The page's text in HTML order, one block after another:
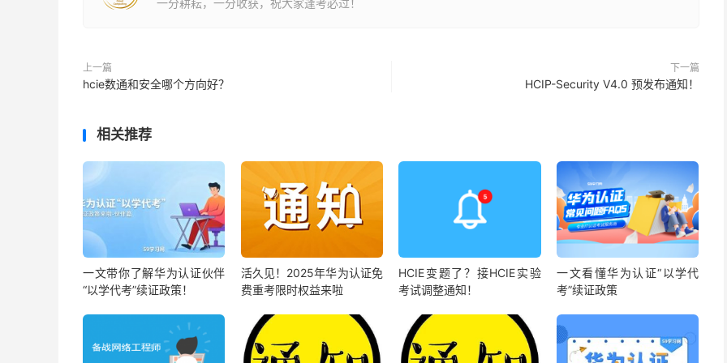
一分耕耘，一分收获，祝大家逢考必过！
上一篇
hcie数通和安全哪个方向好？
下一篇
HCIP-Security V4.0 预发布通知！
相关推荐
一文带你了解华为认证伙伴
“以学代考”续证政策！
活久见！2025年华为认证免
费重考限时权益来啦
HCIE变题了？接HCIE实验
考试调整通知！
一文看懂华为认证“以学代
考”续证政策